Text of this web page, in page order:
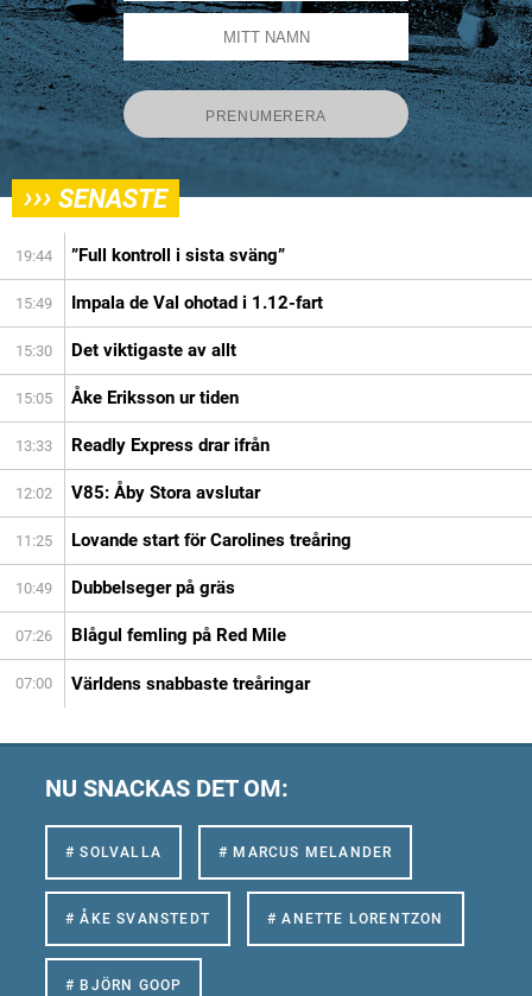
››› SENASTE
19:44 ”Full kontroll i sista sväng”
15:49 Impala de Val ohotad i 1.12-fart
15:30 Det viktigaste av allt
15:05 Åke Eriksson ur tiden
13:33 Readly Express drar ifrån
12:02 V85: Åby Stora avslutar
11:25 Lovande start för Carolines treåring
10:49 Dubbelseger på gräs
07:26 Blågul femling på Red Mile
07:00 Världens snabbaste treåringar
NU SNACKAS DET OM:
# SOLVALLA # MARCUS MELANDER
# ÅKE SVANSTEDT # ANETTE LORENTZON
# BJÖRN GOOP